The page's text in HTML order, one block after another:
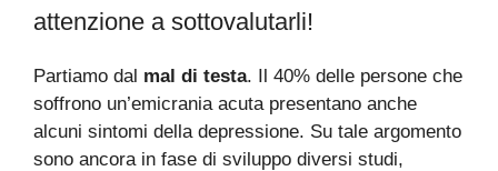
attenzione a sottovalutarli!
Partiamo dal mal di testa. Il 40% delle persone che
soffrono un’emicrania acuta presentano anche
alcuni sintomi della depressione. Su tale argomento
sono ancora in fase di sviluppo diversi studi,